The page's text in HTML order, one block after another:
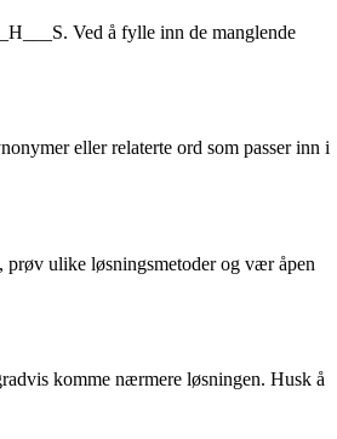
Ved å fylle inn de manglende
eller relaterte ord som passer inn i
prøv ulike løsningsmetoder og vær åpen
komme nærmere løsningen. Husk å